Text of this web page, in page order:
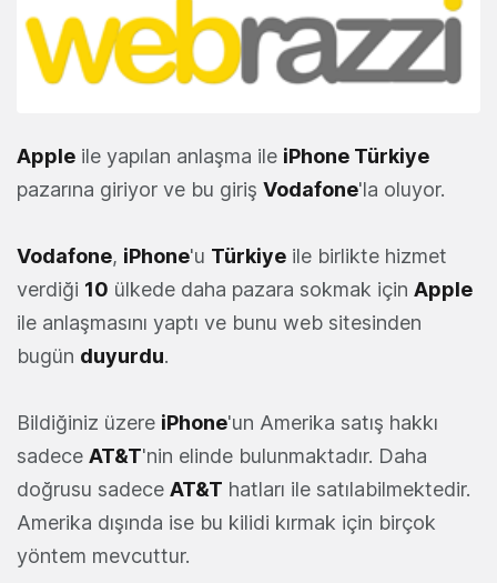
Apple ile yapılan anlaşma ile iPhone Türkiye
pazarına giriyor ve bu giriş Vodafone'la oluyor.
Vodafone, iPhone'u Türkiye ile birlikte hizmet
verdiği 10 ülkede daha pazara sokmak için Apple
ile anlaşmasını yaptı ve bunu web sitesinden
bugün duyurdu.
Bildiğiniz üzere iPhone'un Amerika satış hakkı
sadece AT&T'nin elinde bulunmaktadır. Daha
doğrusu sadece AT&T hatları ile satılabilmektedir.
Amerika dışında ise bu kilidi kırmak için birçok
yöntem mevcuttur.